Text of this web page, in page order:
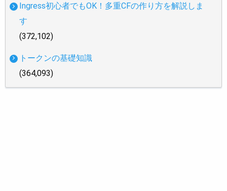
Ingress初心者でもOK！多重CFの作り方を解説しま
す
(372,102)
トークンの基礎知識
(364,093)